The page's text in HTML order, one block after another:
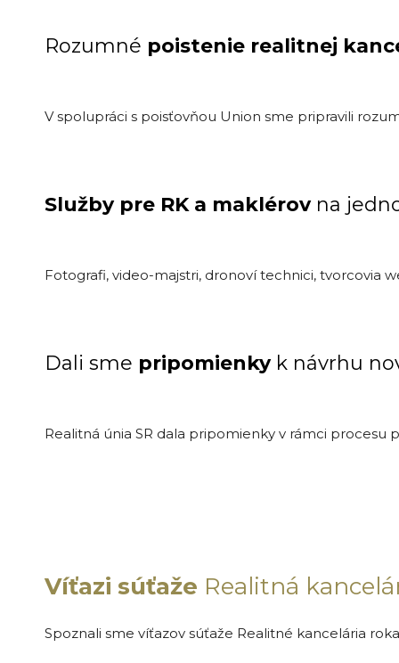
Rozumné poistenie realitnej
V spolupráci s poisťovňou Union sme pripravili
Služby pre RK a maklérov na
Fotografi, video-majstri, dronoví technici, tvorcovia
Dali sme pripomienky k návrhu
Realitná únia SR dala pripomienky v rámci
Víťazi súťaže Realitná
Spoznali sme víťazov súťaže Realitné kancelária